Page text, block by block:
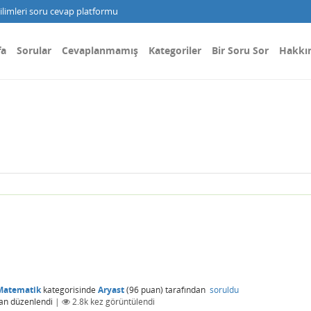
soru cevap platformu
Sorular Cevaplanmamış Kategoriler Bir Soru Sor
kategorisinde Aryast(96 puan) tarafından soruldu
düzenlendi | 2.8k kez görüntülendi